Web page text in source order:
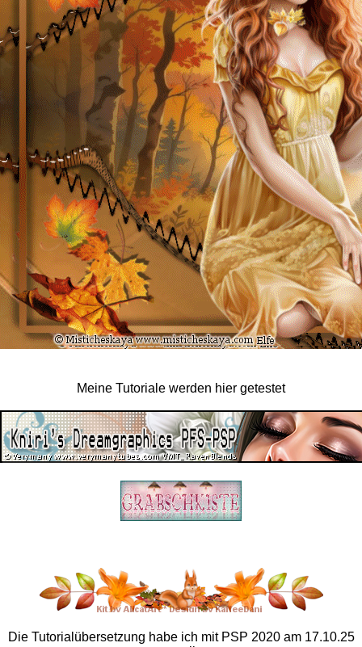
Meine Tutoriale werden hier getestet
Die Tutorialübersetzung habe ich mit PSP 2020 am 17.10.25